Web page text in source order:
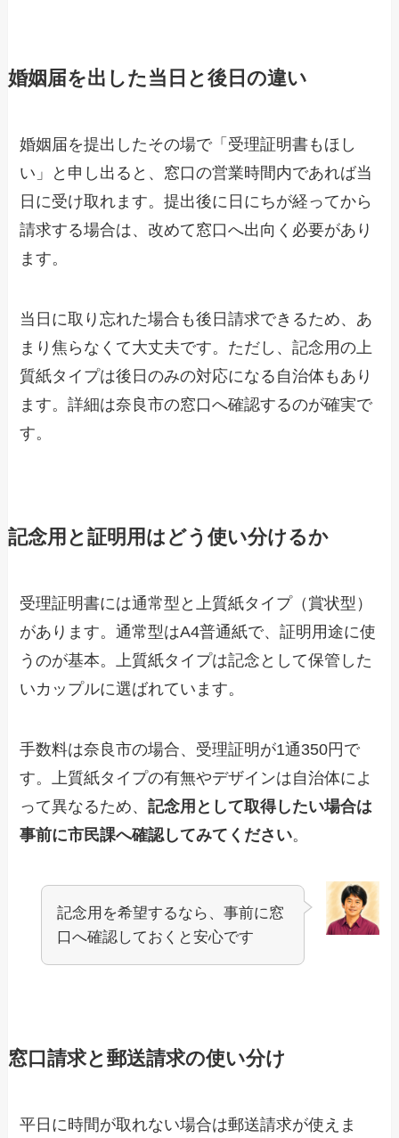
婚姻届を出した当日と後日の違い
婚姻届を提出したその場で「受理証明書もほし
い」と申し出ると、窓口の営業時間内であれば当
日に受け取れます。提出後に日にちが経ってから
請求する場合は、改めて窓口へ出向く必要があり
ます。
当日に取り忘れた場合も後日請求できるため、あ
まり焦らなくて大丈夫です。ただし、記念用の上
質紙タイプは後日のみの対応になる自治体もあり
ます。詳細は奈良市の窓口へ確認するのが確実で
す。
記念用と証明用はどう使い分けるか
受理証明書には通常型と上質紙タイプ（賞状型）
があります。通常型はA4普通紙で、証明用途に使
うのが基本。上質紙タイプは記念として保管した
いカップルに選ばれています。
手数料は奈良市の場合、受理証明が1通350円で
す。上質紙タイプの有無やデザインは自治体によ
って異なるため、記念用として取得したい場合は
事前に市民課へ確認してみてください。
記念用を希望するなら、事前に窓
口へ確認しておくと安心です
窓口請求と郵送請求の使い分け
平日に時間が取れない場合は郵送請求が使えま